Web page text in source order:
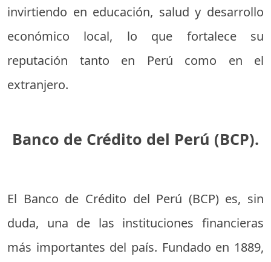
invirtiendo en educación, salud y desarrollo
económico local, lo que fortalece su
reputación tanto en Perú como en el
extranjero.
Banco de Crédito del Perú (BCP).
El Banco de Crédito del Perú (BCP) es, sin
duda, una de las instituciones financieras
más importantes del país. Fundado en 1889,